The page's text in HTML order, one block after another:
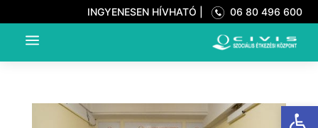
INGYENESEN HÍVHATÓ | 06 80 496 600
a